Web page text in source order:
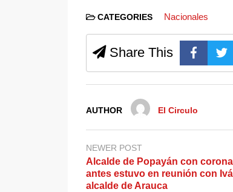
CATEGORIES Nacionales
Share This
AUTHOR El Circulo
NEWER POST
Alcalde de Popayán con
antes estuvo en reunión con
alcalde de Arauca